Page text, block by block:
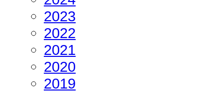
2023
2022
2021
2020
2019